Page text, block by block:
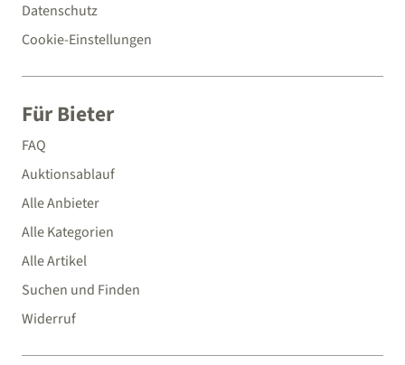
Datenschutz
Cookie-Einstellungen
Für Bieter
FAQ
Auktionsablauf
Alle Anbieter
Alle Kategorien
Alle Artikel
Suchen und Finden
Widerruf